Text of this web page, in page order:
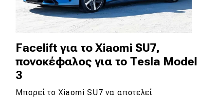
Facelift για το Xiaomi SU7,
πονοκέφαλος για το Tesla Model
3
Μπορεί το Xiaomi SU7 να αποτελεί